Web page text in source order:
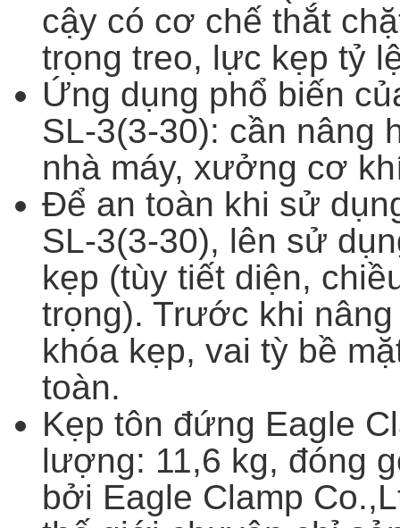
cậy có cơ chế thắt
trọng treo, lực kẹp tỷ
Ứng dụng phổ biến
SL-3(3-30): cần nâng
nhà máy, xưởng cơ
Để an toàn khi sử
SL-3(3-30), lên sử
kẹp (tùy tiết diện,
trọng). Trước khi
khóa kẹp, vai tỳ bề
toàn.
Kẹp tôn đứng Eagle
lượng: 11,6 kg, đóng
bởi Eagle Clamp